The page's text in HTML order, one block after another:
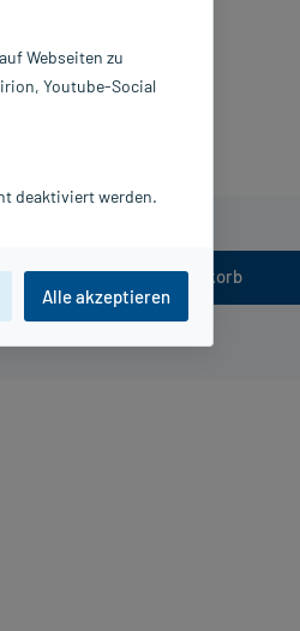
In den Warenkorb
GmbH
Webseiten zu
Youtube-Social
deaktiviert werden.
Alle akzeptieren